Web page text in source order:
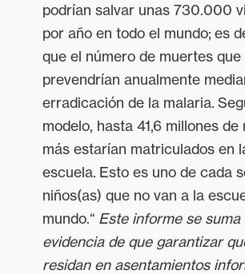
podrían salvar unas 730.000
por año en todo el mundo; es
que el número de muertes que
prevendrían anualmente
erradicación de la malaria.
modelo, hasta 41,6 millones de
más estarían matriculados en
escuela. Esto es uno de cada
niños(as) que no van a la
mundo.“ Este informe se suma
evidencia de que garantizar
residan en asentamientos